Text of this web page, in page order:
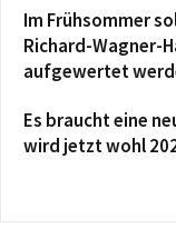
Im Frühsommer
Richard-Wagner-
aufgewertet
Es braucht eine
wird jetzt wohl